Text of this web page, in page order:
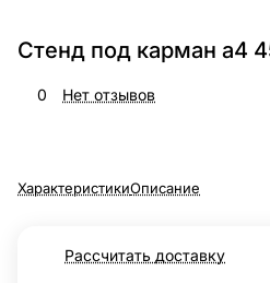
Стенд под карман а4
0 Нет отзывов
ХарактеристикиОписание
Рассчитать доставку